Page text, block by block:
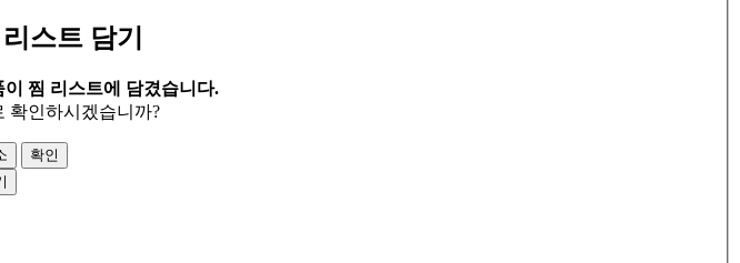
스트 담기
이 찜 리스트에 담겼습니다.
확인하시겠습니까?
확인